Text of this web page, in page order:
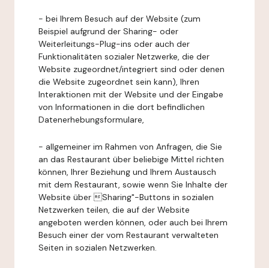
- bei Ihrem Besuch auf der Website (zum
Beispiel aufgrund der Sharing- oder
Weiterleitungs-Plug-ins oder auch der
Funktionalitäten sozialer Netzwerke, die der
Website zugeordnet/integriert sind oder denen
die Website zugeordnet sein kann), Ihren
Interaktionen mit der Website und der Eingabe
von Informationen in die dort befindlichen
Datenerhebungsformulare,
- allgemeiner im Rahmen von Anfragen, die Sie
an das Restaurant über beliebige Mittel richten
können, Ihrer Beziehung und Ihrem Austausch
mit dem Restaurant, sowie wenn Sie Inhalte der
Website über Sharing"-Buttons in sozialen
Netzwerken teilen, die auf der Website
angeboten werden können, oder auch bei Ihrem
Besuch einer der vom Restaurant verwalteten
Seiten in sozialen Netzwerken.